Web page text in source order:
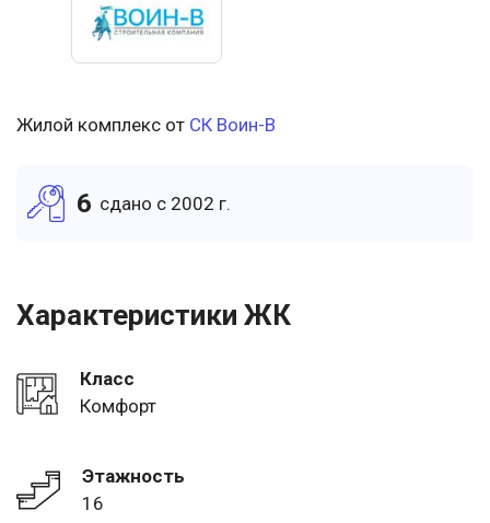
Жилой комплекс от СК Воин-В
6 cдано c 2002 г.
Характеристики ЖК
Класс
Комфорт
Этажность
16